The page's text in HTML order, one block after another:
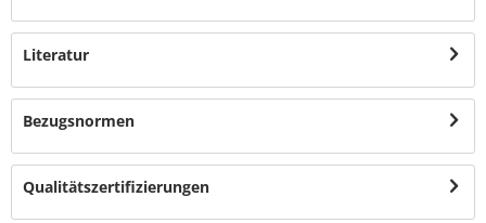
Literatur
Bezugsnormen
Qualitätszertifizierungen